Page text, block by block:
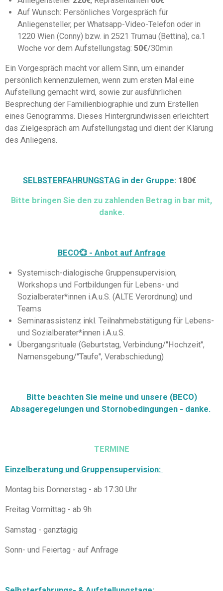
Auf Wunsch: Persönliches Vorgespräch für
Anliegensteller, per Whatsapp-Video-Telefon oder in
1220 Wien (Conny) bzw. in 2521 Trumau (Bettina), ca.1
Woche vor dem Aufstellungstag: 50€/30min
Ein Vorgespräch macht vor allem Sinn, um einander
persönlich kennenzulernen, wenn zum ersten Mal eine
Aufstellung gemacht wird, sowie zur ausführlichen
Besprechung der Familienbiographie und zum Erstellen
eines Genogramms. Dieses Hintergrundwissen erleichtert
das Zielgespräch am Aufstellungstag und dient der Klärung
des Anliegens.
SELBSTERFAHRUNGSTAG in der Gruppe: 180€
Bitte bringen Sie den zu zahlenden Betrag in bar mit,
danke.
BECO💞 - Anbot auf Anfrage
Systemisch-dialogische Gruppensupervision,
Workshops und Fortbildungen für Lebens- und
Sozialberater*innen i.A.u.S. (ALTE Verordnung) und
Teams
Seminarassistenz inkl. Teilnahmebstätigung für Lebens-
und Sozialberater*innen i.A.u.S.
Übergangsrituale (Geburtstag, Verbindung/"Hochzeit",
Namensgebung/"Taufe", Verabschiedung)
Bitte beachten Sie meine und unsere (BECO)
Absageregelungen und Stornobedingungen - danke.
TERMINE
Einzelberatung und Gruppensupervision:
Montag bis Donnerstag - ab 17:30 Uhr
Freitag Vormittag - ab 9h
Samstag - ganztägig
Sonn- und Feiertag - auf Anfrage